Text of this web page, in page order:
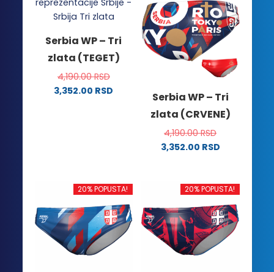
Serbia WP – Tri
zlata (TEGET)
4,190.00RSD
3,352.00 RSD
mogu
izabrane
na
stranici
proizvoda.
Serbia WP – Tri
zlata (CRVENE)
4,190.00RSD
3,352.00 RSD
ima
varijanti.
Opcije
mogu
biti
20% POPUSTA! 20% POPUSTA!